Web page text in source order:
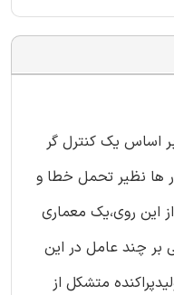
اساس یک کنترل گر
ها نظیر تحمل خطا و
این روی،یک معماری
بر چند عامل در این
متشکل از